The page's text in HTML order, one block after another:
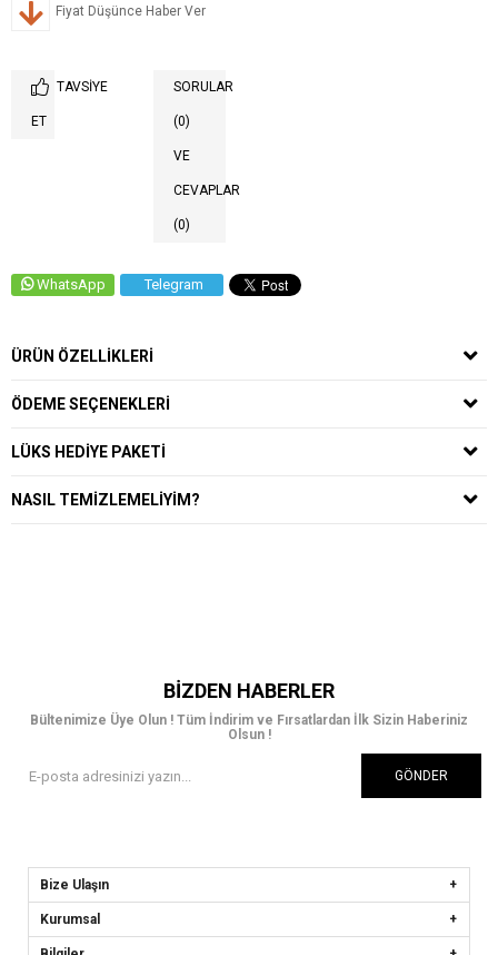
Fiyat Düşünce Haber Ver
TAVSIYE
ET
SORULAR
(0)
VE
CEVAPLAR
(0)
WhatsApp Telegram
ÜRÜN ÖZELLIKLERI
ÖDEME SEÇENEKLERI
LÜKS HEDIYE PAKETI
NASIL TEMIZLEMELIYIM?
BIZDEN HABERLER
Bültenimize Üye Olun ! Tüm İndirim ve Fırsatlardan İlk Sizin Haberiniz
Olsun !
GÖNDER
Bize Ulaşın
Kurumsal